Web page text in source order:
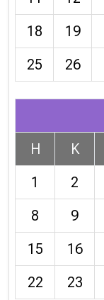
18
19
25
26
H
K
1
2
8
9
15
16
22
23